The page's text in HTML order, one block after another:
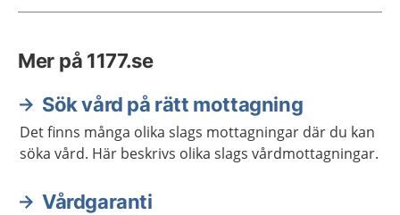
Mer på 1177.se
Sök vård på rätt mottagning
Det finns många olika slags mottagningar där du kan
söka vård. Här beskrivs olika slags vårdmottagningar.
Vårdgaranti